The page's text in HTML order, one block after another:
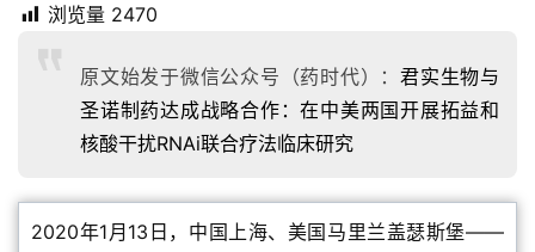
浏览量 2470
原文始发于微信公众号（药时代）： 君实生物与
圣诺制药达成战略合作：在中美两国开展拓益和
核酸干扰RNAi联合疗法临床研究
2020年1月13日，中国上海、美国马里兰盖瑟斯堡——